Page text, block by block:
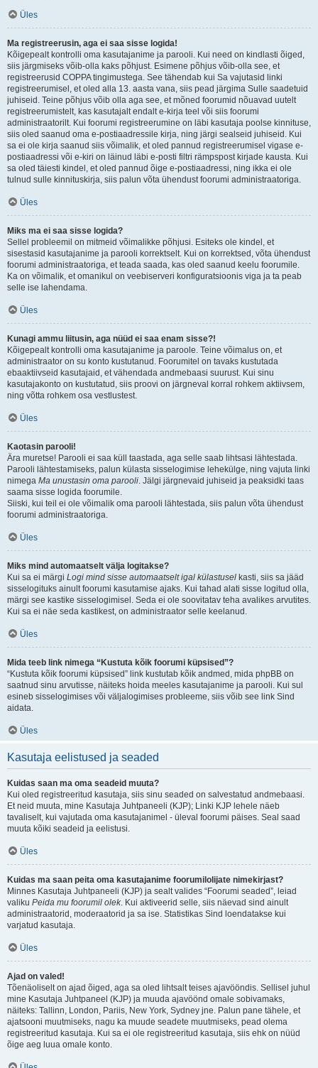
Üles
Ma registreerusin, aga ei saa sisse logida!
Kõigepealt kontrolli oma kasutajanime ja parooli. Kui need on kindlasti õiged,
siis järgmiseks võib-olla kaks põhjust. Esimene põhjus võib-olla see, et
registreerusid COPPA tingimustega. See tähendab kui Sa vajutasid linki
registreerumisel, et oled alla 13. aasta vana, siis pead järgima Sulle saadetuid
juhiseid. Teine põhjus võib olla aga see, et mõned foorumid nõuavad uutelt
registreerumistelt, kas kasutajalt endalt e-kirja teel või siis foorumi
administraatorilt. Kui foorumi registreerumine on läbi kasutaja poolse kinnituse,
siis oled saanud oma e-postiaadressile kirja, ning järgi sealseid juhiseid. Kui
sa ei ole kirja saanud siis võimalik, et oled pannud registreerumisel vigase e-
postiaadressi või e-kiri on läinud läbi e-posti filtri rämpspost kirjade kausta. Kui
sa oled täiesti kindel, et oled pannud õige e-postiaadressi, ning ikka ei ole
tulnud sulle kinnituskirja, siis palun võta ühendust foorumi administraatoriga.
Üles
Miks ma ei saa sisse logida?
Sellel probleemil on mitmeid võimalikke põhjusi. Esiteks ole kindel, et
sisestasid kasutajanime ja parooli korrektselt. Kui on korrektsed, võta ühendust
foorumi administraatoriga, et teada saada, kas oled saanud keelu foorumile.
Ka on võimalik, et omanikul on veebiserveri konfiguratsioonis viga ja ta peab
selle ise lahendama.
Üles
Kunagi ammu liitusin, aga nüüd ei saa enam sisse?!
Kõigepealt kontrolli oma kasutajanime ja paroole. Teine võimalus on, et
administraator on su konto kustutanud. Foorumitel on tavaks kustutada
ebaaktiivseid kasutajaid, et vähendada andmebaasi suurust. Kui sinu
kasutajakonto on kustutatud, siis proovi on järgneval korral rohkem aktiivsem,
ning võtta rohkem osa vestlustest.
Üles
Kaotasin parooli!
Ära muretse! Parooli ei saa küll taastada, aga selle saab lihtsasi lähtestada.
Parooli lähtestamiseks, palun külasta sisselogimise lehekülge, ning vajuta linki
nimega Ma unustasin oma parooli. Jälgi järgnevaid juhiseid ja peaksidki taas
saama sisse logida foorumile.
Siiski, kui teil ei ole võimalik oma parooli lähtestada, siis palun võta ühendust
foorumi administraatoriga.
Üles
Miks mind automaatselt välja logitakse?
Kui sa ei märgi Logi mind sisse automaatselt igal külastusel kasti, siis sa jääd
sisselogituks ainult foorumi kasutamise ajaks. Kui tahad alati sisse logitud olla,
märgi see kastike sisselogimisel. Seda ei ole soovitatav teha avalikes arvutites.
Kui sa ei näe seda kastikest, on administraator selle keelanud.
Üles
Mida teeb link nimega “Kustuta kõik foorumi küpsised”?
“Kustuta kõik foorumi küpsised” link kustutab kõik andmed, mida phpBB on
saatnud sinu arvutisse, näiteks hoida meeles kasutajanime ja parooli. Kui sul
esineb sisselogimises või väljalogimises probleeme, siis võib see link Sind
aidata.
Üles
Kasutaja eelistused ja seaded
Kuidas saan ma oma seadeid muuta?
Kui oled registreeritud kasutaja, siis sinu seaded on salvestatud andmebaasi.
Et neid muuta, mine Kasutaja Juhtpaneeli (KJP); Linki KJP lehele näeb
tavaliselt, kui vajutada oma kasutajanimel - üleval foorumi päises. Seal saad
muuta kõiki seadeid ja eelistusi.
Üles
Kuidas ma saan peita oma kasutajanime foorumilolijate nimekirjast?
Minnes Kasutaja Juhtpaneeli (KJP) ja sealt valides “Foorumi seaded”, leiad
valiku Peida mu foorumil olek. Kui aktiveerid selle, siis näevad sind ainult
administraatorid, moderaatorid ja sa ise. Statistikas Sind loendatakse kui
varjatud kasutaja.
Üles
Ajad on valed!
Tõenäoliselt on ajad õiged, aga sa oled lihtsalt teises ajavööndis. Sellisel juhul
mine Kasutaja Juhtpaneel (KJP) ja muuda ajavöönd omale sobivamaks,
näiteks: Tallinn, London, Pariis, New York, Sydney jne. Palun pane tähele, et
ajatsooni muutmiseks, nagu ka muude seadete muutmiseks, pead olema
registreeritud kasutaja. Kui sa ei ole registreeritud kasutaja, siis ehk on nüüd
õige aeg luua omale konto.